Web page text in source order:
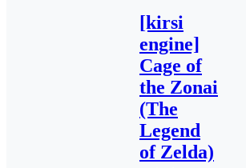
[kirsi
engine]
Cage of
the Zonai
(The
Legend
of Zelda)